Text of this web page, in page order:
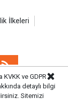
İlkeleri
ve GDPR
detaylı bilgi
Sitemizi